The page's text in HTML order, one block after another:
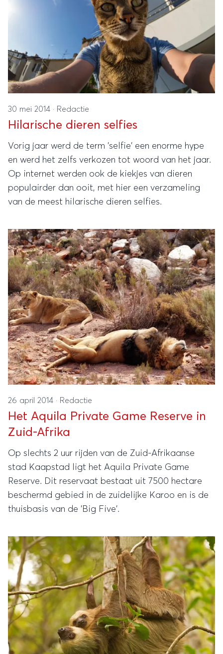
30 mei 2014 · Redactie
Hilarische dieren selfies
Vorig jaar werd de term 'selfie' een enorme hype
en werd het zelfs verkozen tot woord van het jaar.
Op internet werden ook de kiekjes van dieren
populairder dan ooit, met hier een verzameling
van de meest hilarische dieren selfies.
26 april 2014 · Redactie
Het Aquila Private Game Reserve in
Zuid-Afrika
Op slechts 2 uur rijden van de Zuid-Afrikaanse
stad Kaapstad ligt het Aquila Private Game
Reserve. Dit reservaat bestaat uit 7500 hectare
beschermd gebied in de zuidelijke Karoo en is de
thuisbasis van de 'Big Five'.